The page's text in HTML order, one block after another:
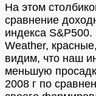
На этом
сравнение
индекса
Weather,
видим, что наш
меньшую
2008 г по